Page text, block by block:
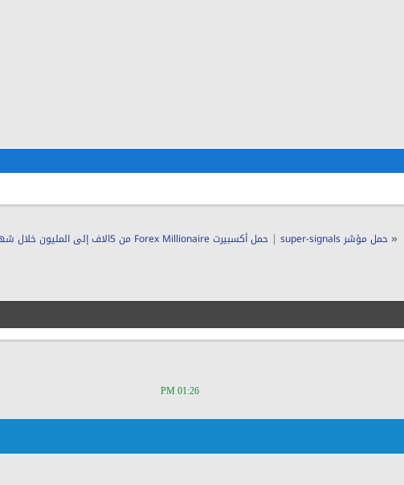
« حمل مؤشر super-signals | حمل أكسبيرت Forex Millionaire من 5الاف إلى المليون خلال شهر واحد
01:26 PM